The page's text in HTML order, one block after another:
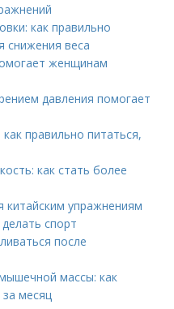
как правильно
снижения веса
женщинам
давления помогает
правильно питаться,
как стать более
китайским упражнениям
спорт
после
массы: как
месяц